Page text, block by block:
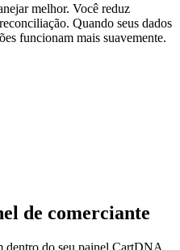
melhor. Você reduz
Quando seus dados
funcionam mais suavemente.
de comerciante
dentro do seu painel CartDNA.